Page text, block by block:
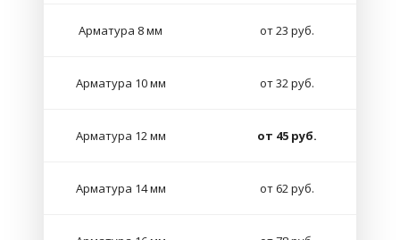
Арматура 8 мм от 23 руб.
Арматура 10 мм от 32 руб.
Арматура 12 мм от 45 руб.
Арматура 14 мм от 62 руб.